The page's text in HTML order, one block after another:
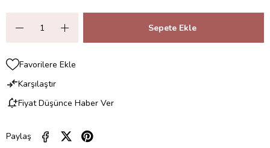
Favorilere Ekle
Karşılaştır
Fiyat Düşünce Haber Ver
Paylaş